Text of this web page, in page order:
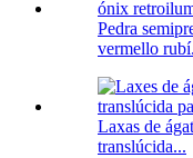
Pedra
vermello
Laxas de
translúcida...